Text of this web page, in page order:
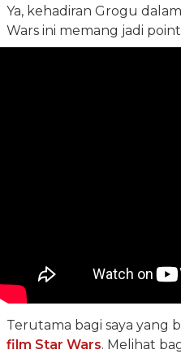
Ya, kehadiran Grogu
Wars ini memang jadi
Terutama bagi saya yang
film Star Wars. Melihat